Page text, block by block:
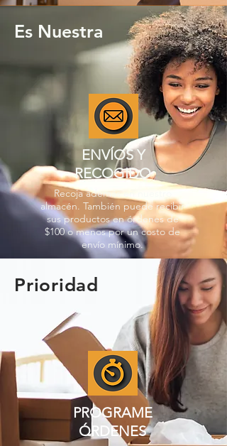
Es Nuestra
ENVÍOS Y
RECOGIDO
Recoja además en nuestro
almacén. También puede recibir
sus productos en órdenes de
$100 o menos por un costo de
envío mínimo.
Prioridad
PROGRAME
ÓRDENES